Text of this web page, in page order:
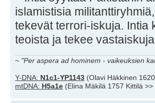
islamistisia
tekevät terrori-iskuja. Intia
teoista ja tekee
~ "Per aspera ad hominem - vaikeuksien
Y-DNA: N1c1-YP1143 (Olavi Häkkinen
mtDNA: H5a1e (Elina Mäkilä 1757 Kittilä